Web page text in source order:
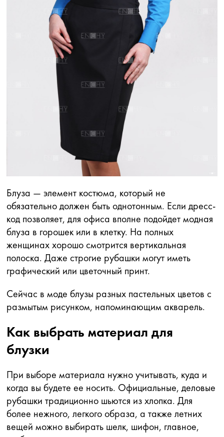
Блуза — элемент костюма, который не
обязательно должен быть однотонным. Если дресс-
код позволяет, для офиса вполне подойдет модная
блуза в горошек или в клетку. На полных
женщинах хорошо смотрится вертикальная
полоска. Даже строгие рубашки могут иметь
графический или цветочный принт.
Сейчас в моде блузы разных пастельных цветов с
размытым рисунком, напоминающим акварель.
Как выбрать материал для
блузки
При выборе материала нужно учитывать, куда и
когда вы будете ее носить. Официальные, деловые
рубашки традиционно шьются из хлопка. Для
более нежного, легкого образа, а также летних
вещей можно выбирать шелк, шифон, главное,